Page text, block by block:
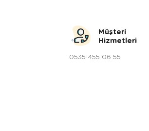
Müşteri
Hizmetleri
0535 455 06 55